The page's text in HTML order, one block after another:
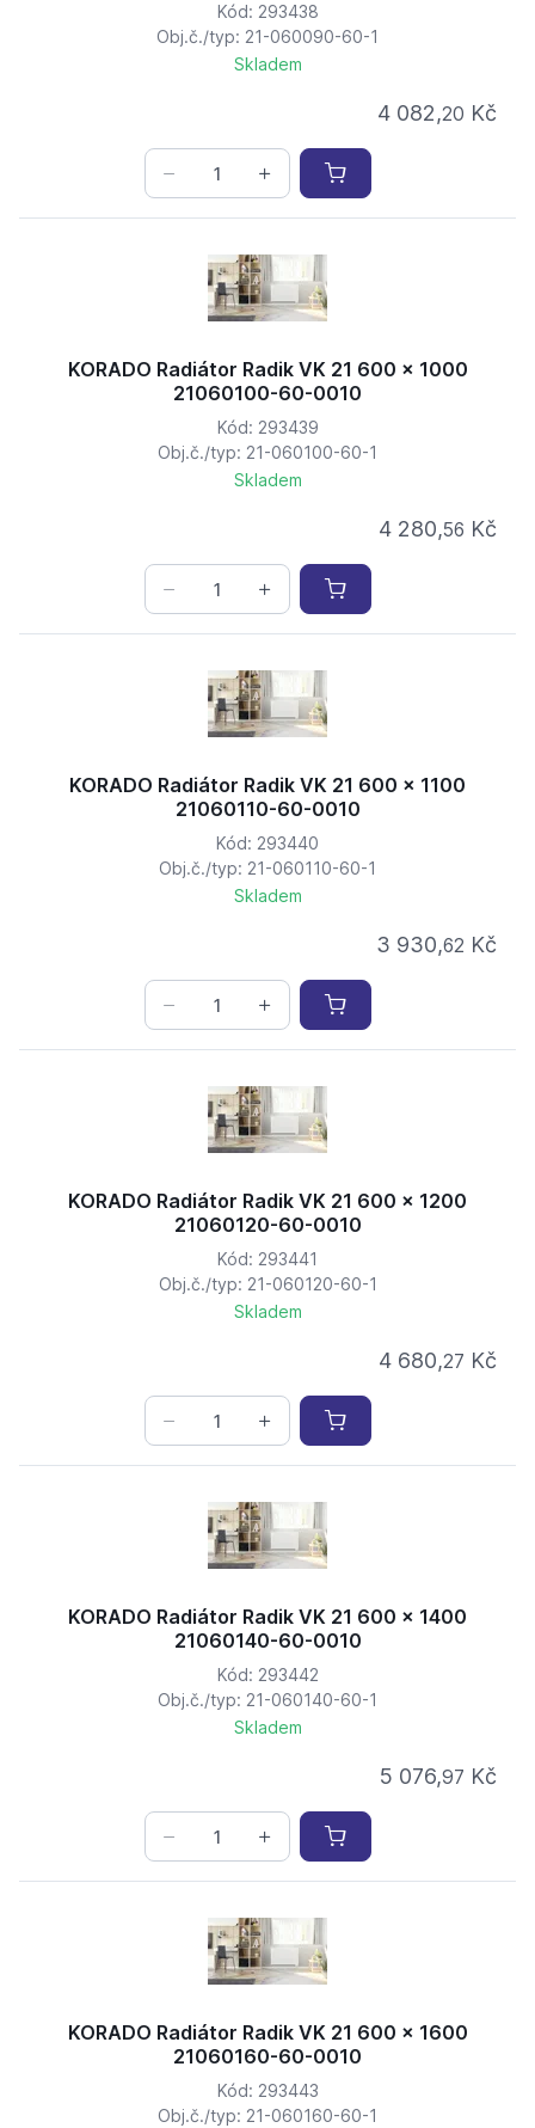
Kód: 293438
Obj.č./typ: 21-060090-60-1
Skladem
4 082,20 Kč
KORADO Radiátor Radik VK 21 600 x 1000
21060100-60-0010
Kód: 293439
Obj.č./typ: 21-060100-60-1
Skladem
4 280,56 Kč
KORADO Radiátor Radik VK 21 600 x 1100
21060110-60-0010
Kód: 293440
Obj.č./typ: 21-060110-60-1
Skladem
3 930,62 Kč
KORADO Radiátor Radik VK 21 600 x 1200
21060120-60-0010
Kód: 293441
Obj.č./typ: 21-060120-60-1
Skladem
4 680,27 Kč
KORADO Radiátor Radik VK 21 600 x 1400
21060140-60-0010
Kód: 293442
Obj.č./typ: 21-060140-60-1
Skladem
5 076,97 Kč
KORADO Radiátor Radik VK 21 600 x 1600
21060160-60-0010
Kód: 293443
Obj.č./typ: 21-060160-60-1